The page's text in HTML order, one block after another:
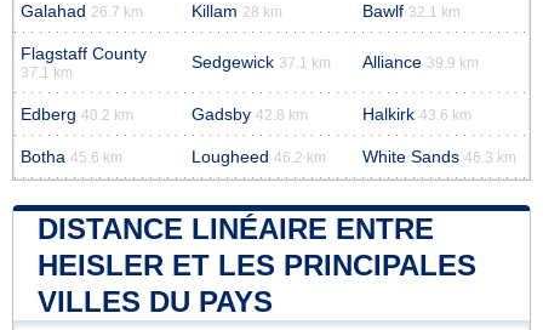
Galahad 26.7 km Killam 28 km Bawlf 32.1 km
Flagstaff County
37.1 km
Sedgewick 37.1 km Alliance 39.9 km
Edberg 40.2 km Gadsby 42.8 km Halkirk 43.6 km
Botha 45.6 km Lougheed 46.2 km White Sands 46.3 km
DISTANCE LINÉAIRE ENTRE
HEISLER ET LES PRINCIPALES
VILLES DU PAYS